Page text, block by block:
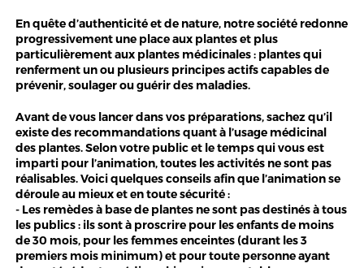
En quête d’authenticité et de nature, notre société redonne
progressivement une place aux plantes et plus
particulièrement aux plantes médicinales : plantes qui
renferment un ou plusieurs principes actifs capables de
prévenir, soulager ou guérir des maladies.
Avant de vous lancer dans vos préparations, sachez qu’il
existe des recommandations quant à l’usage médicinal
des plantes. Selon votre public et le temps qui vous est
imparti pour l’animation, toutes les activités ne sont pas
réalisables. Voici quelques conseils afin que l’animation se
déroule au mieux et en toute sécurité :
- Les remèdes à base de plantes ne sont pas destinés à tous
les publics : ils sont à proscrire pour les enfants de moins
de 30 mois, pour les femmes enceintes (durant les 3
premiers mois minimum) et pour toute personne ayant